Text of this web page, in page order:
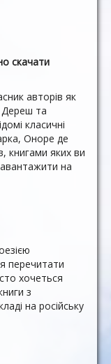
скачати
авторів як
та
класичні
Оноре де
книгами яких ви
на
перечитати
хочеться
з
на російську